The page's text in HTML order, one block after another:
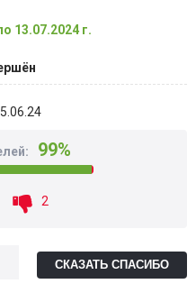
13.07.2024 г.
99%
2
СКАЗАТЬ СПАСИБО